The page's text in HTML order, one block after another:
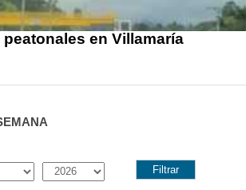
en Villamaría
Year